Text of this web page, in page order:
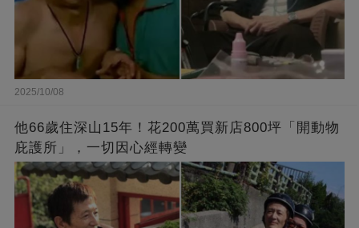
2025/10/08
他66歲住深山15年！花200萬買新店800坪「開動物
庇護所」，一切因心經轉變